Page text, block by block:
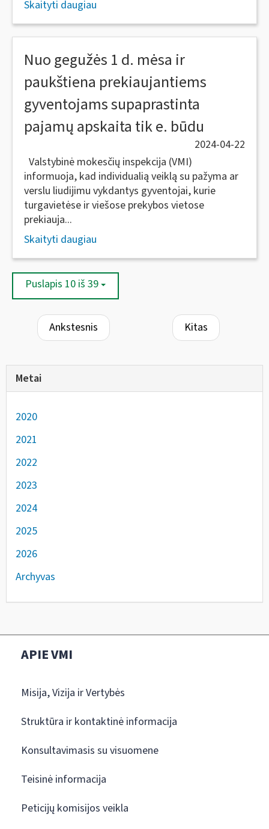
Skaityti daugiau
Nuo gegužės 1 d. mėsa ir
paukštiena prekiaujantiems
gyventojams supaprastinta
pajamų apskaita tik e. būdu
2024-04-22
Valstybinė mokesčių inspekcija (VMI)
informuoja, kad individualią veiklą su pažyma ar
verslu liudijimu vykdantys gyventojai, kurie
turgavietėse ir viešose prekybos vietose
prekiauja...
Skaityti daugiau
Puslapis 10 iš 39
Ankstesnis Kitas
Metai
2020
2021
2022
2023
2024
2025
2026
Archyvas
APIE VMI
Misija, Vizija ir Vertybės
Struktūra ir kontaktinė informacija
Konsultavimasis su visuomene
Teisinė informacija
Peticijų komisijos veikla